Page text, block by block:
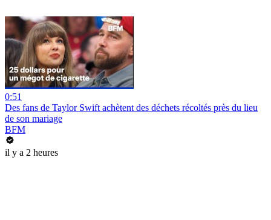
0:51
Des fans de Taylor Swift achètent des déchets récoltés près du lieu
de son mariage
BFM
il y a 2 heures